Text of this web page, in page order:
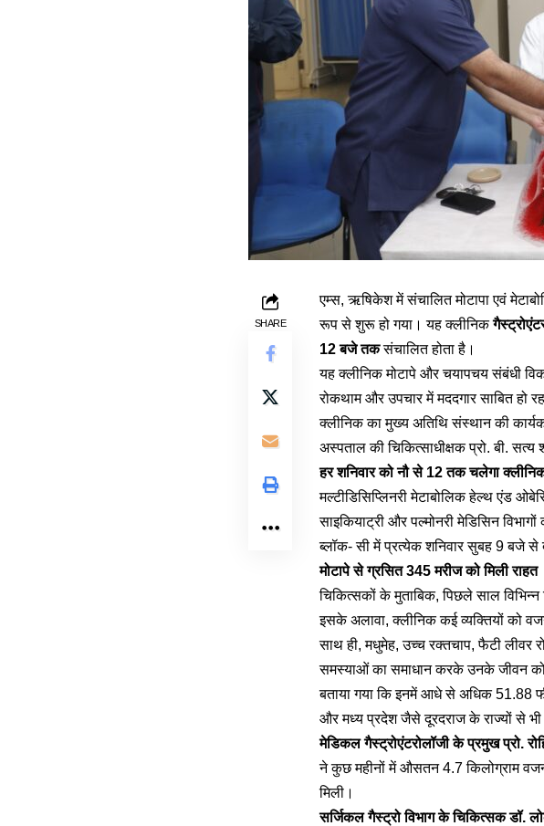
SHARE
एम्स, ऋषिकेश में संचालित मोटापा एवं
रूप से शुरू हो गया। यह क्लीनिक
12 बजे तकसंचालित होता है।
यह क्लीनिक मोटापे और चयापचय संबंधी
रोकथाम और उपचार में मददगार साबित हो
क्लीनिक का मुख्य अतिथि संस्थान की
अस्पताल की चिकित्साधीक्षक प्रो. बी.
हर शनिवार को नौ से 12 तक चलेगा
मल्टीडिसिप्लिनरी मेटाबोलिक हेल्थ एंड
साइकियाट्री और पल्मोनरी मेडिसिन
ब्लॉक- सी में प्रत्येक शनिवार सुबह 9 बजे से
मोटापे से ग्रसित 345 मरीज को मिली राहत
चिकित्सकों के मुताबिक, पिछले साल
इसके अलावा, क्लीनिक कई व्यक्तियों को
साथ ही, मधुमेह, उच्च रक्तचाप, फैटी लीवर
समस्याओं का समाधान करके उनके जीवन को
बताया गया कि इनमें आधे से अधिक 51.88
और मध्य प्रदेश जैसे दूरदराज के राज्यों से
मेडिकल गैस्ट्रोएंटरोलॉजी के प्रमुख प्रो.
ने कुछ महीनों में औसतन 4.7 किलोग्राम
मिली।
सर्जिकल गैस्ट्रो विभाग के चिकित्सक डॉ.